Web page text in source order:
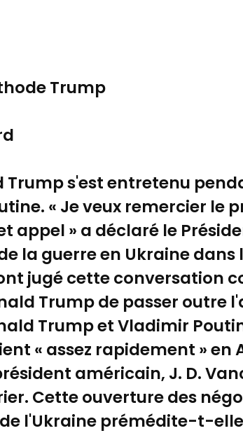
Trump
Trump s'est entretenu
« Je veux remercier le
appel » a déclaré le
la guerre en Ukraine
jugé cette conversation
Trump de passer outre
Trump et Vladimir
« assez rapidement » en
américain, J. D.
Cette ouverture des
l'Ukraine prémédite-t-